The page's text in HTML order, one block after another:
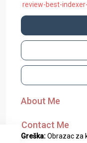
review-best-
About Me
Contact Me
Greška:Obrazac za